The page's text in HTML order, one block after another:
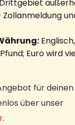
Drittgebiet
Zollanmeldung
Euro wird
für
über unser
.